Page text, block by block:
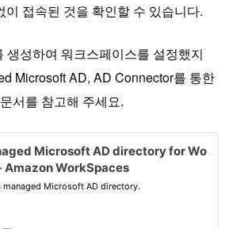
접속된 것을 확인할 수 있습니다.
생성하여 워크스페이스를 설정했지
Microsoft AD, AD Connector를 통한
서를 참고해 주세요.